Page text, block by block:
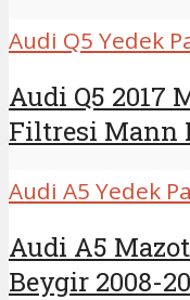
Audi Q5 Yedek
Audi Q5 2017
Filtresi Mann
Audi A5 Yedek
Audi A5
Beygir 2008-